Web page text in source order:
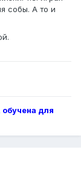
собы. А то и
для